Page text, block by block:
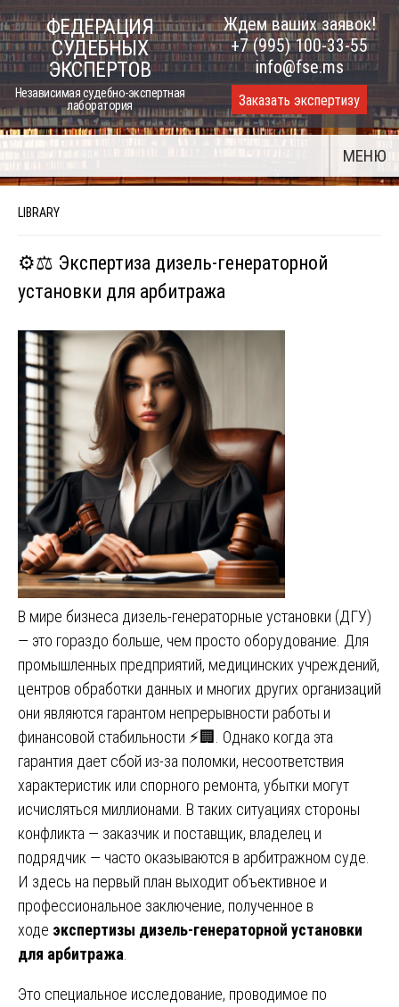
Skip
to
content
ФЕДЕРАЦИЯ
СУДЕБНЫХ
ЭКСПЕРТОВ
Независимая судебно-экспертная
лаборатория
Ждем ваших заявок!
+7 (995) 100-33-55
info@fse.ms
Заказать экспертизу
МЕНЮ
LIBRARY
⚙️⚖️ Экспертиза дизель-генераторной
установки для арбитража
В мире бизнеса дизель-генераторные установки (ДГУ)
— это гораздо больше, чем просто оборудование. Для
промышленных предприятий, медицинских учреждений,
центров обработки данных и многих других организаций
они являются гарантом непрерывности работы и
финансовой стабильности ⚡🏢. Однако когда эта
гарантия дает сбой из-за поломки, несоответствия
характеристик или спорного ремонта, убытки могут
исчисляться миллионами. В таких ситуациях стороны
конфликта — заказчик и поставщик, владелец и
подрядчик — часто оказываются в арбитражном суде.
И здесь на первый план выходит объективное и
профессиональное заключение, полученное в
ходе экспертизы дизель-генераторной установки
для арбитража
Это специальное исследование, проводимое по